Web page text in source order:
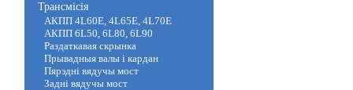
Трансмісія
АКПП 4L60E, 4L65E, 4L70E
АКПП 6L50, 6L80, 6L90
Раздаткавая скрынка
Прывадныя валы і кардан
Пярэдні вядучы мост
Задні вядучы мост